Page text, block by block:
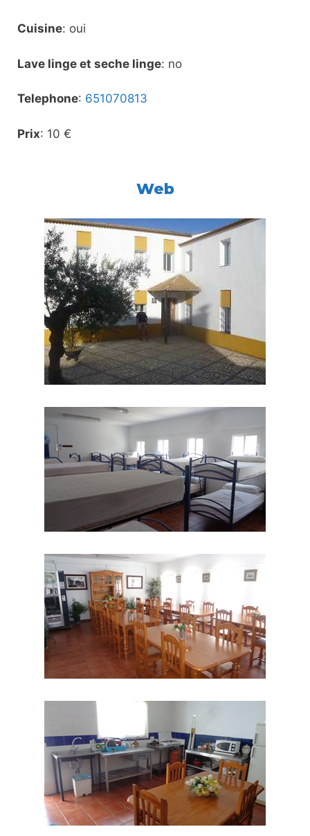
Cuisine: oui
Lave linge et seche linge: no
Telephone: 651070813
Prix: 10 €
Web